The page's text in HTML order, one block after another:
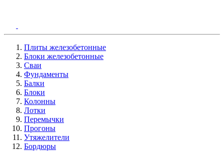
Плиты железобетонные
Блоки железобетонные
Сваи
Фундаменты
Балки
Блоки
Колонны
Лотки
Перемычки
Прогоны
Утяжелители
Бордюры